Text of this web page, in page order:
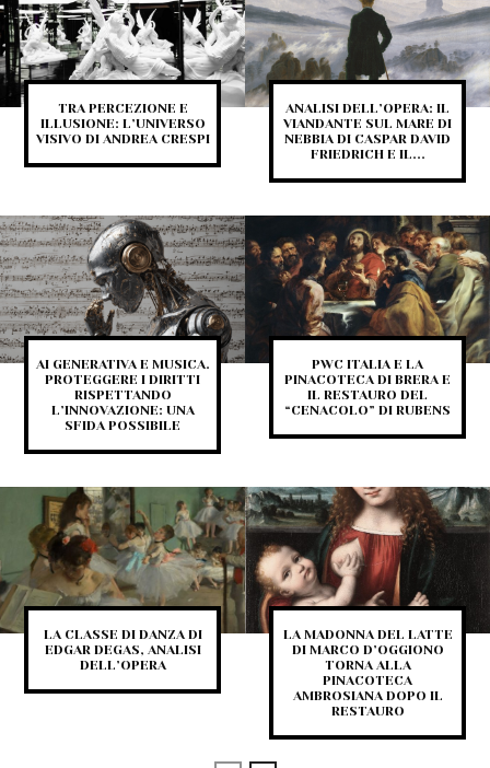
TRA PERCEZIONE E
ILLUSIONE: L’UNIVERSO
VISIVO DI ANDREA CRESPI
ANALISI DELL’OPERA: IL
VIANDANTE SUL MARE DI
NEBBIA DI CASPAR DAVID
FRIEDRICH E IL...
AI GENERATIVA E MUSICA.
PROTEGGERE I DIRITTI
RISPETTANDO
L’INNOVAZIONE: UNA
SFIDA POSSIBILE
PWC ITALIA E LA
PINACOTECA DI BRERA E
IL RESTAURO DEL
“CENACOLO” DI RUBENS
LA CLASSE DI DANZA DI
EDGAR DEGAS, ANALISI
DELL’OPERA
LA MADONNA DEL LATTE
DI MARCO D’OGGIONO
TORNA ALLA
PINACOTECA
AMBROSIANA DOPO IL
RESTAURO